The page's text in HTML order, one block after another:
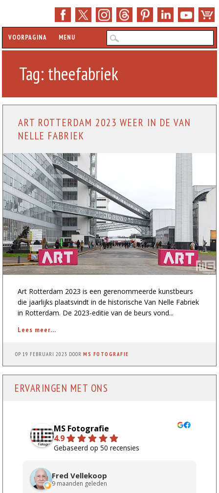
Hoofdmenu
VOORPAGINA MENU
Tag: theefabriek
ART ROTTERDAM 2023 WEER IN DE VAN
NELLE FABRIEK
Art Rotterdam 2023 is een gerenommeerde kunstbeurs
die jaarlijks plaatsvindt in de historische Van Nelle Fabriek
in Rotterdam. De 2023-editie van de beurs vond...
Lees meer...
OP19 FEBRUARI 2023 DOORMS FOTOGRAFIE
ERVARINGEN MET ONS
MS Fotografie
4.9
Gebaseerd op 50 recensies
Fred Vellekoop
9 maanden geleden